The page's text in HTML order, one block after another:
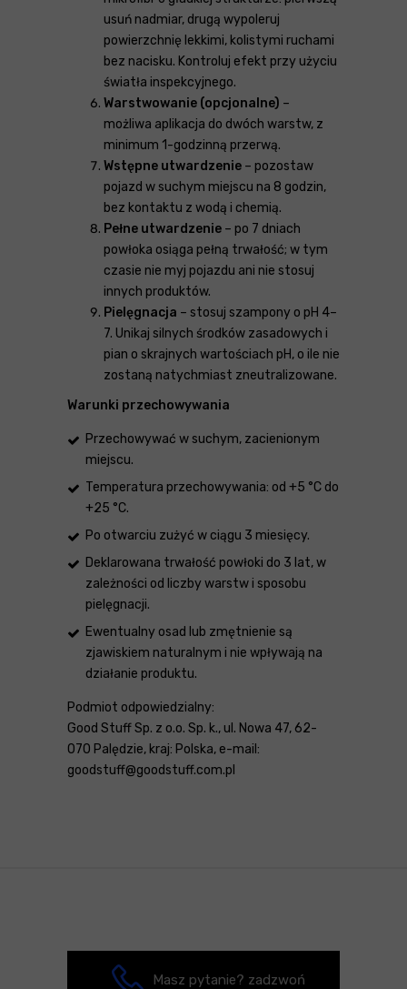
usuń nadmiar, drugą wypoleruj
powierzchnię lekkimi, kolistymi ruchami
bez nacisku. Kontroluj efekt przy użyciu
światła inspekcyjnego.
Warstwowanie (opcjonalne) –
możliwa aplikacja do dwóch warstw, z
minimum 1-godzinną przerwą.
Wstępne utwardzenie – pozostaw
pojazd w suchym miejscu na 8 godzin,
bez kontaktu z wodą i chemią.
Pełne utwardzenie – po 7 dniach
powłoka osiąga pełną trwałość; w tym
czasie nie myj pojazdu ani nie stosuj
innych produktów.
Pielęgnacja – stosuj szampony o pH 4–
7. Unikaj silnych środków zasadowych i
pian o skrajnych wartościach pH, o ile nie
zostaną natychmiast zneutralizowane.
Warunki przechowywania
Przechowywać w suchym, zacienionym
miejscu.
Temperatura przechowywania: od +5 °C do
+25 °C.
Po otwarciu zużyć w ciągu 3 miesięcy.
Deklarowana trwałość powłoki do 3 lat, w
zależności od liczby warstw i sposobu
pielęgnacji.
Ewentualny osad lub zmętnienie są
zjawiskiem naturalnym i nie wpływają na
działanie produktu.
Podmiot odpowiedzialny:
Good Stuff Sp. z o.o. Sp. k., ul. Nowa 47, 62-
070 Palędzie, kraj: Polska, e-mail:
goodstuff@goodstuff.com.pl
Masz pytanie? zadzwoń